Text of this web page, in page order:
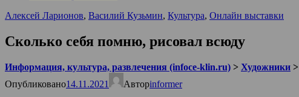
Алексей Ларионов, Василий Кузьмин, Культура, Онлайн выставки
Сколько себя помню, рисовал всюду
Информация, культура, развлечения (infoce-klin.ru) > Художники >
Опубликовано14.11.2021 Авторinformer